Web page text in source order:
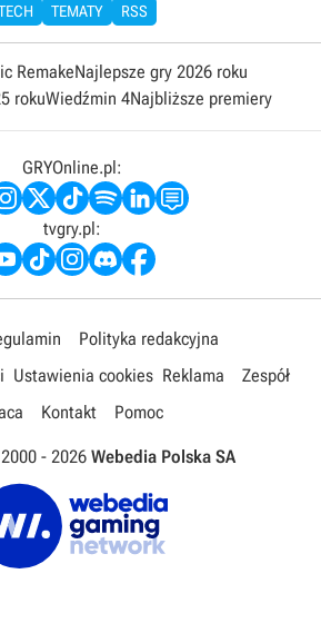
TEMATY RSS
RemakeNajlepsze gry 2026 roku
rokuWiedźmin 4Najbliższe premiery
GRYOnline.pl:
tvgry.pl:
Polityka redakcyjna
Ustawienia cookies Reklama
Zespół
Kontakt Pomoc
- 2026 Webedia Polska SA